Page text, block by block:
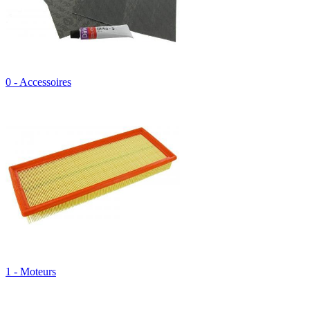
0 - Accessoires
1 - Moteurs